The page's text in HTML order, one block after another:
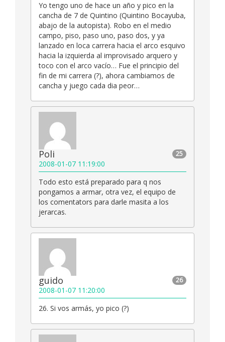
Yo tengo uno de hace un año y pico en la
cancha de 7 de Quintino (Quintino Bocayuba,
abajo de la autopista). Robo en el medio
campo, piso, paso uno, paso dos, y ya
lanzado en loca carrera hacia el arco esquivo
hacia la izquierda al improvisado arquero y
toco con el arco vacío… Fue el principio del
fin de mi carrera (?), ahora cambiamos de
cancha y juego cada dia peor…
25
Poli
2008-01-07 11:19:00
Todo esto está preparado para q nos
pongamos a armar, otra vez, el equipo de
los comentators para darle masita a los
jerarcas.
26
guido
2008-01-07 11:20:00
26. Si vos armás, yo pico (?)